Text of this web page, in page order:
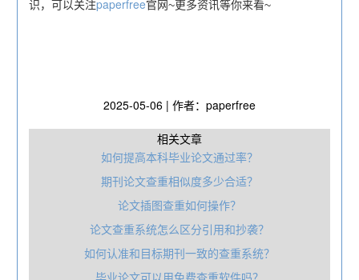
识，可以关注paperfree官网~更多资讯等你来看~
2025-05-06 | 作者：paperfree
相关文章
如何提高本科毕业论文通过率？
期刊论文查重相似度多少合适？
论文插图查重如何操作？
论文查重系统怎么区分引用和抄袭？
如何认准和目标期刊一致的查重系统？